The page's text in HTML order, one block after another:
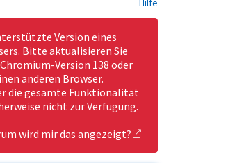
Hilfe
Version eines
Bitte aktualisieren Sie
Version 138 oder
anderen Browser.
die gesamte Funktionalität
nicht zur Verfügung.
wird mir das angezeigt?